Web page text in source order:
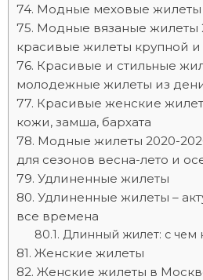
Модные меховые жилеты
Модные вязаные жилеты
красивые жилеты крупной
Красивые и стильные
молодежные жилеты из
Красивые женские
кожи, замша, бархата
Модные жилеты 2020-
для сезонов весна-лето и
Удлиненные жилеты
Удлиненные жилеты –
все времена
Длинный жилет: с чем
Женские жилеты
Женские жилеты в